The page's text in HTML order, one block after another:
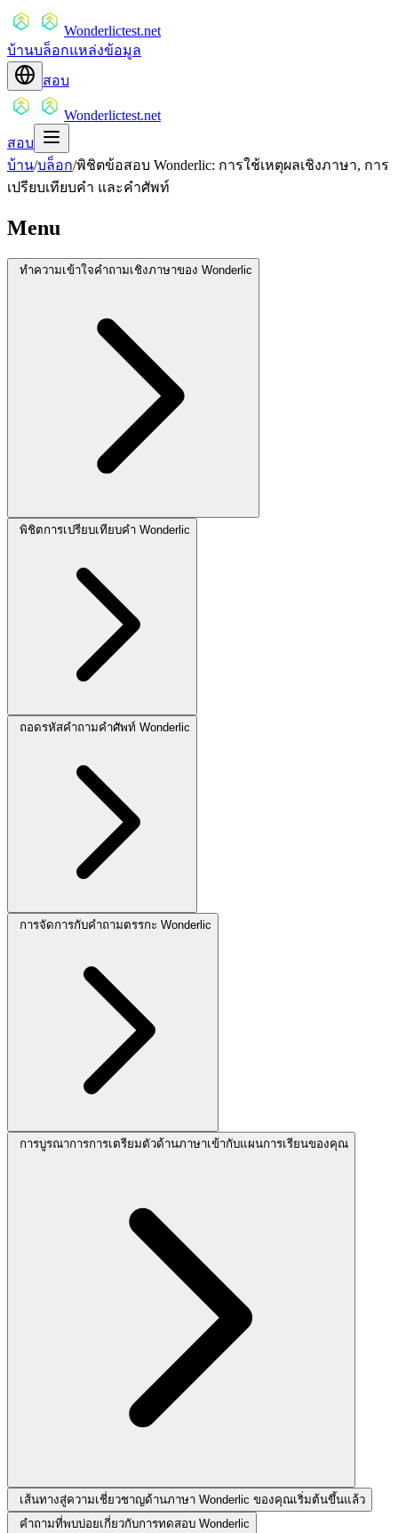
Wonderlictest.net
บ้านบล็อกแหล่งข้อมูล
สอบ
Wonderlictest.net
สอบ
บ้าน/บล็อก/พิชิตข้อสอบ Wonderlic: การใช้เหตุผลเชิงภาษา, การ
เปรียบเทียบคำ และคำศัพท์
Menu
ทำความเข้าใจคำถามเชิงภาษาของ Wonderlic
พิชิตการเปรียบเทียบคำ Wonderlic
ถอดรหัสคำถามคำศัพท์ Wonderlic
การจัดการกับคำถามตรรกะ Wonderlic
การบูรณาการการเตรียมตัวด้านภาษาเข้ากับแผนการเรียนของคุณ
เส้นทางสู่ความเชี่ยวชาญด้านภาษา Wonderlic ของคุณเริ่มต้นขึ้นแล้ว
คำถามที่พบบ่อยเกี่ยวกับการทดสอบ Wonderlic